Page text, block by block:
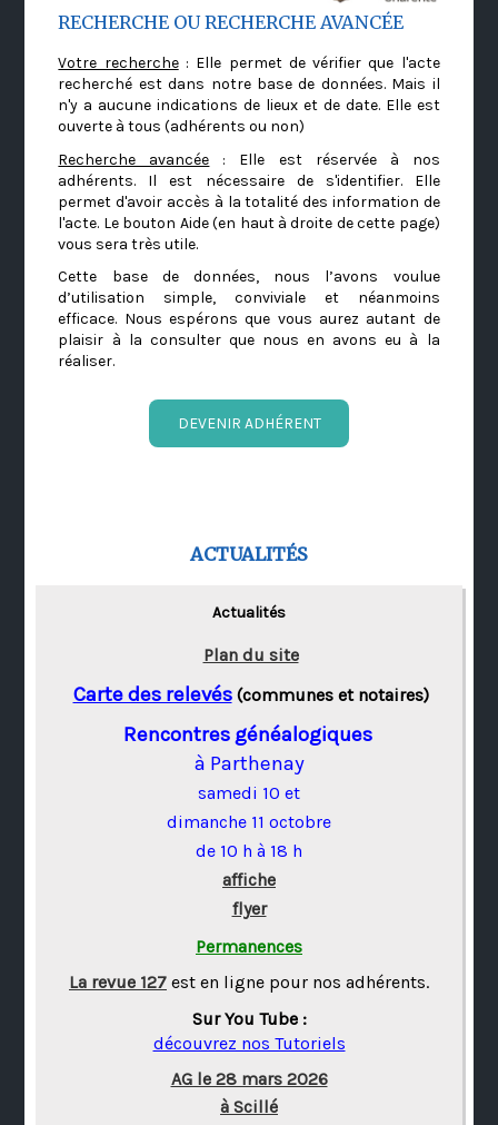
RECHERCHE OU RECHERCHE AVANCÉE
Votre recherche: Elle permet de vérifier que l'acte
recherché est dans notre base de données. Mais il
n'y a aucune indications de lieux et de date. Elle est
ouverte à tous (adhérents ou non)
Recherche avancée : Elle est réservée à nos
adhérents. Il est nécessaire de s'identifier. Elle
permet d'avoir accès à la totalité des information de
l'acte. Le bouton Aide (en haut à droite de cette page)
vous sera très utile.
Cette base de données, nous l’avons voulue
d’utilisation simple, conviviale et néanmoins
efficace. Nous espérons que vous aurez autant de
plaisir à la consulter que nous en avons eu à la
réaliser.
DEVENIR ADHÉRENT
ACTUALITÉS
Actualités
Plan du site
Carte des relevés(communes et notaires)
Rencontres généalogiques
à Parthenay
samedi 10 et
dimanche 11 octobre
de 10 h à 18 h
affiche
flyer
Permanences
La revue 127 est en ligne pour nos adhérents.
Sur You Tube :
découvrez nos Tutoriels
AG le 28 mars 2026
à Scillé